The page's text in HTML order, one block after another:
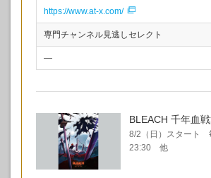
https://www.at-x.com/
専門チャンネル見逃しセレクト
—
BLEACH 千年血
8/2（日）スタート
23:30 他